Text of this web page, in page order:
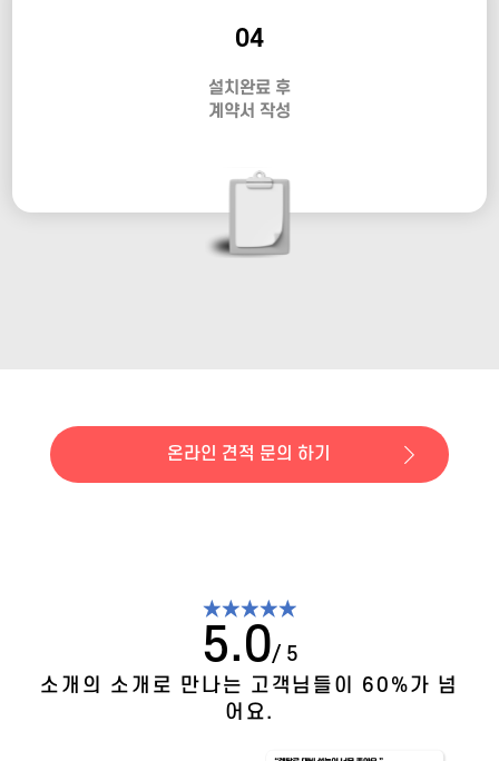
04
설치완료 후
계약서 작성
온라인 견적 문의 하기
★★★★★
5.0/ 5
소개의 소개로 만나는 고객님들이 60%가 넘
어요.